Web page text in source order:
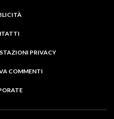
PRIVACY
COMMENTI